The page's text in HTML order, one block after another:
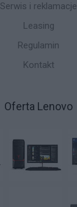
Serwis i reklamacje
Leasing
Regulamin
Kontakt
Oferta Lenovo